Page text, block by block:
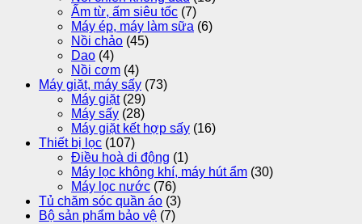
Ấm từ, ấm siêu tốc (7)
Máy ép, máy làm sữa (6)
Nồi chảo (45)
Dao (4)
Nồi cơm (4)
Máy giặt, máy sấy (73)
Máy giặt (29)
Máy sấy (28)
Máy giặt kết hợp sấy (16)
Thiết bị lọc (107)
Điều hoà di động (1)
Máy lọc không khí, máy hút ẩm (30)
Máy lọc nước (76)
Tủ chăm sóc quần áo (3)
Bộ sản phẩm bảo vệ (7)